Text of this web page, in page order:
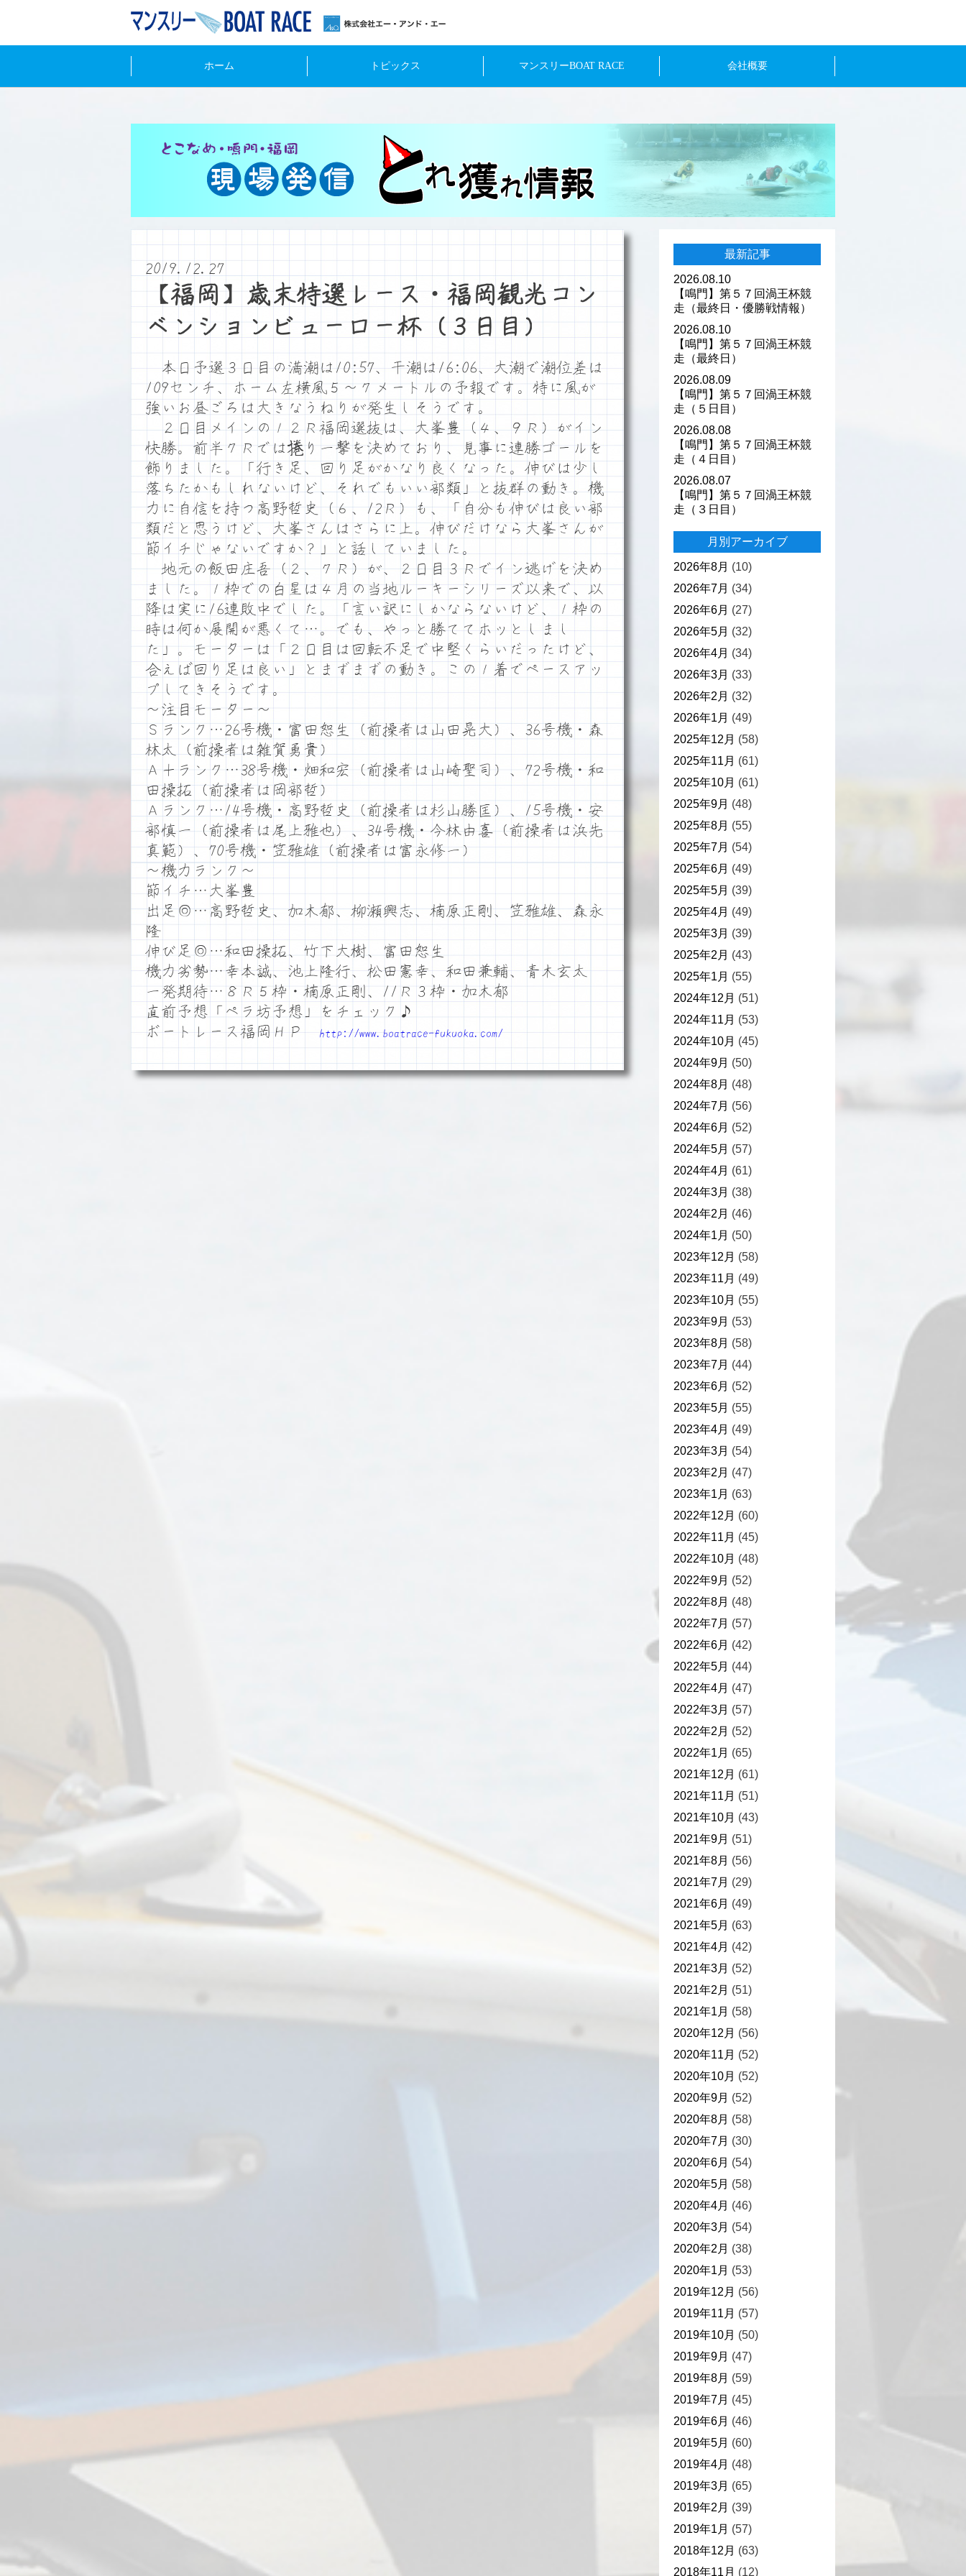
ホーム トピックス マンスリーBOAT RACE 会社概要
2019.12.27
【福岡】歳末特選レース・福岡観光コン
ベンションビューロー杯（３日目）
本日予選３日目の満潮は10:57、干潮は16:06、大潮で潮位差は
109センチ、ホーム左横風５～７メートルの予報です。特に風が
強いお昼ごろは大きなうねりが発生しそうです。
２日目メインの１２Ｒ福岡選抜は、大峯豊（４、９Ｒ）がイン
快勝。前半７Ｒでは捲り一撃を決めており、見事に連勝ゴールを
飾りました。「行き足、回り足がかなり良くなった。伸びは少し
落ちたかもしれないけど、それでもいい部類」と抜群の動き。機
力に自信を持つ高野哲史（６、12Ｒ）も、「自分も伸びは良い部
類だと思うけど、大峯さんはさらに上。伸びだけなら大峯さんが
節イチじゃないですか？」と話していました。
地元の飯田庄吾（２、７Ｒ）が、２日目３Ｒでイン逃げを決め
ました。１枠での白星は４月の当地ルーキーシリーズ以来で、以
降は実に16連敗中でした。「言い訳にしかならないけど、１枠の
時は何か展開が悪くて…。でも、やっと勝ててホッとしまし
た」。モーターは「２日目は回転不足で中堅くらいだったけど、
合えば回り足は良い」とまずまずの動き。この１着でペースアッ
プしてきそうです。
～注目モーター～
Ｓランク…26号機・富田恕生（前操者は山田晃大）、36号機・森
林太（前操者は雑賀勇貴）
Ａ＋ランク…38号機・畑和宏（前操者は山崎聖司）、72号機・和
田操拓（前操者は岡部哲）
Ａランク…14号機・高野哲史（前操者は杉山勝匡）、15号機・安
部慎一（前操者は尾上雅也）、34号機・今林由喜（前操者は浜先
真範）、70号機・笠雅雄（前操者は富永修一）
～機力ランク～
節イチ…大峯豊
出足◎…高野哲史、加木郁、柳瀬興志、楠原正剛、笠雅雄、森永
隆
伸び足◎…和田操拓、竹下大樹、富田恕生
機力劣勢…幸本誠、池上隆行、松田憲幸、和田兼輔、青木玄太
一発期待…８Ｒ５枠・楠原正剛、11Ｒ３枠・加木郁
直前予想「ペラ坊予想」をチェック♪
ボートレース福岡ＨＰ
http://www.boatrace-fukuoka.com/
最新記事
2026.08.10
【鳴門】第５７回渦王杯競
走（最終日・優勝戦情報）
2026.08.10
【鳴門】第５７回渦王杯競
走（最終日）
2026.08.09
【鳴門】第５７回渦王杯競
走（５日目）
2026.08.08
【鳴門】第５７回渦王杯競
走（４日目）
2026.08.07
【鳴門】第５７回渦王杯競
走（３日目）
月別アーカイブ
2026年8月 (10)
2026年7月 (34)
2026年6月 (27)
2026年5月 (32)
2026年4月 (34)
2026年3月 (33)
2026年2月 (32)
2026年1月 (49)
2025年12月 (58)
2025年11月 (61)
2025年10月 (61)
2025年9月 (48)
2025年8月 (55)
2025年7月 (54)
2025年6月 (49)
2025年5月 (39)
2025年4月 (49)
2025年3月 (39)
2025年2月 (43)
2025年1月 (55)
2024年12月 (51)
2024年11月 (53)
2024年10月 (45)
2024年9月 (50)
2024年8月 (48)
2024年7月 (56)
2024年6月 (52)
2024年5月 (57)
2024年4月 (61)
2024年3月 (38)
2024年2月 (46)
2024年1月 (50)
2023年12月 (58)
2023年11月 (49)
2023年10月 (55)
2023年9月 (53)
2023年8月 (58)
2023年7月 (44)
2023年6月 (52)
2023年5月 (55)
2023年4月 (49)
2023年3月 (54)
2023年2月 (47)
2023年1月 (63)
2022年12月 (60)
2022年11月 (45)
2022年10月 (48)
2022年9月 (52)
2022年8月 (48)
2022年7月 (57)
2022年6月 (42)
2022年5月 (44)
2022年4月 (47)
2022年3月 (57)
2022年2月 (52)
2022年1月 (65)
2021年12月 (61)
2021年11月 (51)
2021年10月 (43)
2021年9月 (51)
2021年8月 (56)
2021年7月 (29)
2021年6月 (49)
2021年5月 (63)
2021年4月 (42)
2021年3月 (52)
2021年2月 (51)
2021年1月 (58)
2020年12月 (56)
2020年11月 (52)
2020年10月 (52)
2020年9月 (52)
2020年8月 (58)
2020年7月 (30)
2020年6月 (54)
2020年5月 (58)
2020年4月 (46)
2020年3月 (54)
2020年2月 (38)
2020年1月 (53)
2019年12月 (56)
2019年11月 (57)
2019年10月 (50)
2019年9月 (47)
2019年8月 (59)
2019年7月 (45)
2019年6月 (46)
2019年5月 (60)
2019年4月 (48)
2019年3月 (65)
2019年2月 (39)
2019年1月 (57)
2018年12月 (63)
2018年11月 (12)